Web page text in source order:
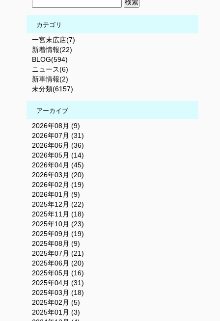
カテゴリ
一宮末広店(7)
新着情報(22)
BLOG(594)
ニュース(6)
新車情報(2)
未分類(6157)
アーカイブ
2026年08月 (9)
2026年07月 (31)
2026年06月 (36)
2026年05月 (14)
2026年04月 (45)
2026年03月 (20)
2026年02月 (19)
2026年01月 (9)
2025年12月 (22)
2025年11月 (18)
2025年10月 (23)
2025年09月 (19)
2025年08月 (9)
2025年07月 (21)
2025年06月 (20)
2025年05月 (16)
2025年04月 (31)
2025年03月 (18)
2025年02月 (5)
2025年01月 (3)